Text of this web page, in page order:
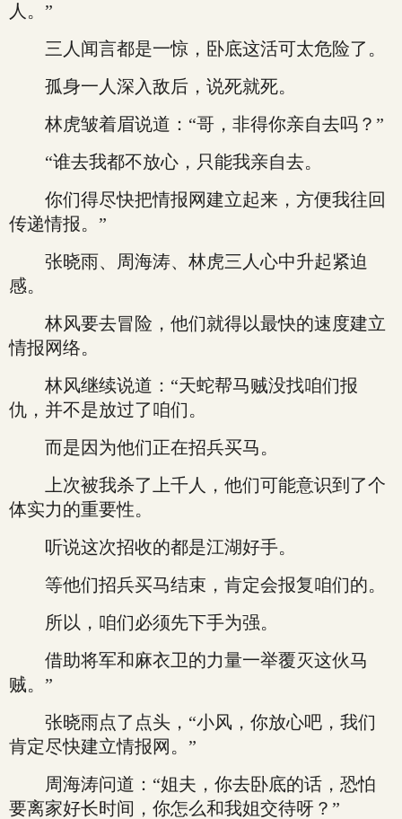
人。”
三人闻言都是一惊，卧底这活可太危险了。
孤身一人深入敌后，说死就死。
林虎皱着眉说道：“哥，非得你亲自去吗？”
“谁去我都不放心，只能我亲自去。
你们得尽快把情报网建立起来，方便我往回
传递情报。”
张晓雨、周海涛、林虎三人心中升起紧迫
感。
林风要去冒险，他们就得以最快的速度建立
情报网络。
林风继续说道：“天蛇帮马贼没找咱们报
仇，并不是放过了咱们。
而是因为他们正在招兵买马。
上次被我杀了上千人，他们可能意识到了个
体实力的重要性。
听说这次招收的都是江湖好手。
等他们招兵买马结束，肯定会报复咱们的。
所以，咱们必须先下手为强。
借助将军和麻衣卫的力量一举覆灭这伙马
贼。”
张晓雨点了点头，“小风，你放心吧，我们
肯定尽快建立情报网。”
周海涛问道：“姐夫，你去卧底的话，恐怕
要离家好长时间，你怎么和我姐交待呀？”